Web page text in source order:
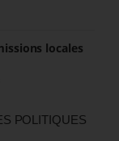
locales
POLITIQUES